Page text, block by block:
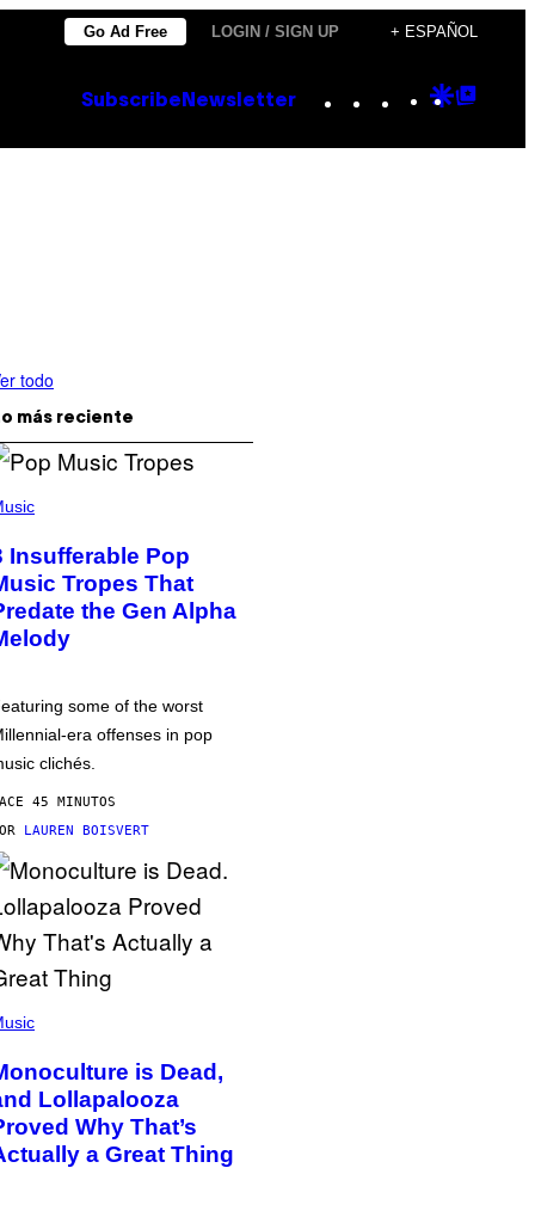
Go Ad Free LOGIN / SIGN UP + ESPAÑOL
Subscribe Newsletter Instagram
TikTok
YouTube
Google
todo
más reciente
Insufferable Pop
Tropes That
the Gen Alpha
some of the worst
era offenses in pop
clichés.
45 MINUTOS
LAUREN BOISVERT
is Dead,
Lollapalooza
Why That’s
a Great Thing